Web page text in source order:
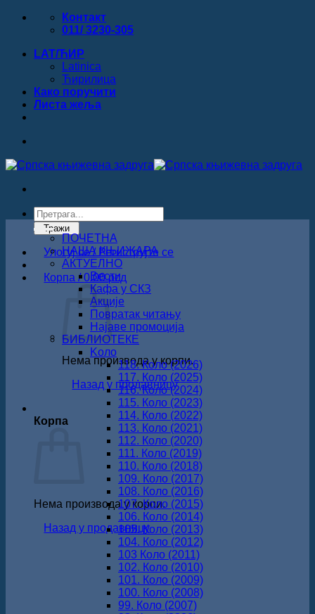
Прескочи
Контакт
011/ 3230-305
LAT/ЋИР
Latinica
Ћирилица
Како поручити
Листa жеља
Products
search
Тражи
Улогуј се / Региструјте се
Корпа /0.00рсд
Нема производа у корпи.
Назад у продавницу
Корпа
Нема производа у корпи.
Назад у продавницу
ПОЧЕТНА
НАША КЊИЖАРА
АКТУЕЛНО
Вести
Кафа у СКЗ
Акције
Повратак читању
Најаве промоција
БИБЛИОТЕКЕ
Koло
118. Коло (2026)
117. Коло (2025)
116. Коло (2024)
115. Коло (2023)
114. Коло (2022)
113. Коло (2021)
112. Коло (2020)
111. Коло (2019)
110. Коло (2018)
109. Коло (2017)
108. Коло (2016)
107. Коло (2015)
106. Коло (2014)
105. Коло (2013)
104. Коло (2012)
103 Коло (2011)
102. Коло (2010)
101. Коло (2009)
100. Коло (2008)
99. Коло (2007)